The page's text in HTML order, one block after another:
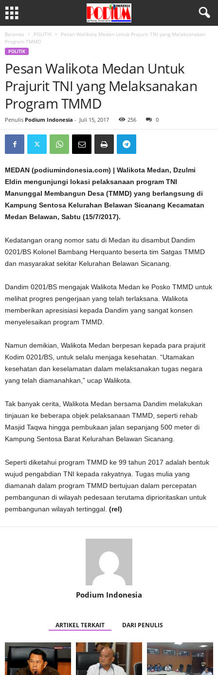
Beranda POLITIK
Pesan Walikota Medan Untuk Prajurit TNI yang Melaksanakan
Program TMMD
POLITIK
Pesan Walikota Medan Untuk
Prajurit TNI yang Melaksanakan
Program TMMD
Penulis Podium Indonesia - Juli 15, 2017 256 0
MEDAN (podiumindonesia.com) | Walikota Medan, Dzulmi
Eldin mengunjungi lokasi pelaksanaan program TNI
Manunggal Membangun Desa (TMMD) yang berlangsung di
Kampung Sentosa Kelurahan Belawan Sicanang Kecamatan
Medan Belawan, Sabtu (15/7/2017).
Kedatangan orang nomor satu di Medan itu disambut Dandim
0201/BS Kolonel Bambang Herquanto beserta tim Satgas TMMD
dan masyarakat sekitar Kelurahan Belawan Sicanang.
Dandim 0201/BS mengajak Walikota Medan ke Posko TMMD untuk
melihat progres pengerjaan yang telah terlaksana. Walikota
memberikan apresisiasi kepada Dandim yang sangat konsen
menyelesaikan program TMMD.
Namun demikian, Walikota Medan berpesan kepada para prajurit
Kodim 0201/BS, untuk selalu menjaga kesehatan. “Utamakan
kesehatan dan keselamatan dalam melaksanakan tugas negara
yang telah diamanahkan,” ucap Walikota.
Tak banyak cerita, Walikota Medan bersama Dandim melakukan
tinjauan ke beberapa objek pelaksanaan TMMD, seperti rehab
Masjid Taqwa hingga pembukaan jalan sepanjang 500 meter di
Kampung Sentosa Barat Kelurahan Belawan Sicanang.
Seperti diketahui program TMMD ke 99 tahun 2017 adalah bentuk
wujud pengabdian TNI kepada rakyatnya. Tugas mulia yang
diamanah dalam program TMMD bertujuan dalam percepatan
pembangunan di wilayah pedesaan terutama diprioritaskan untuk
pembangunan wilayah tertinggal. (rel)
Podium Indonesia
ARTIKEL TERKAIT DARI PENULIS